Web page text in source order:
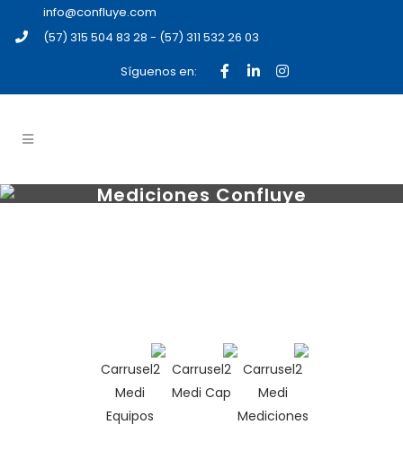
info@confluye.com
(57) 315 504 83 28 - (57) 311 532 26 03
Síguenos en:
Mediciones Confluye